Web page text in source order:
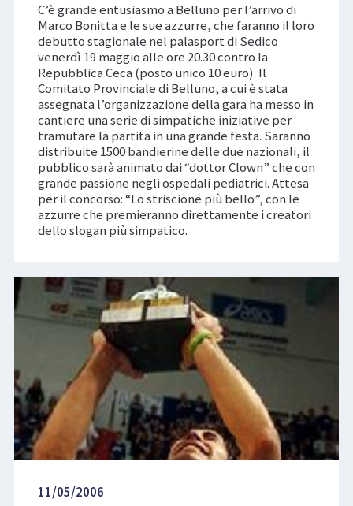
C’è grande entusiasmo a Belluno per l’arrivo di
Marco Bonitta e le sue azzurre, che faranno il loro
debutto stagionale nel palasport di Sedico
venerdì 19 maggio alle ore 20.30 contro la
Repubblica Ceca (posto unico 10 euro). Il
Comitato Provinciale di Belluno, a cui è stata
assegnata l’organizzazione della gara ha messo in
cantiere una serie di simpatiche iniziative per
tramutare la partita in una grande festa. Saranno
distribuite 1500 bandierine delle due nazionali, il
pubblico sarà animato dai “dottor Clown” che con
grande passione negli ospedali pediatrici. Attesa
per il concorso: “Lo striscione più bello”, con le
azzurre che premieranno direttamente i creatori
dello slogan più simpatico.
11/05/2006